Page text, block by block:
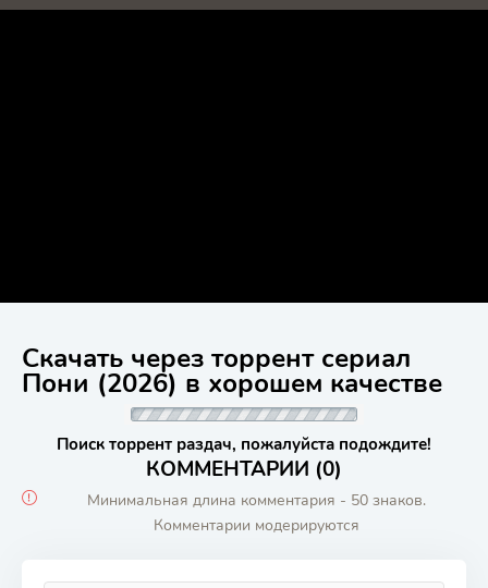
Скачать через торрент сериал
Пони (2026) в хорошем качестве
Поиск торрент раздач, пожалуйста подождите!
КОММЕНТАРИИ (0)
Минимальная длина комментария - 50 знаков.
Комментарии модерируются